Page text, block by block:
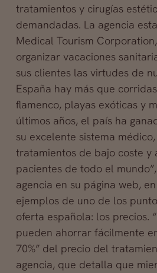
tratamientos y cirugías
demandadas. La agencia
Medical Tourism
organizar vacaciones
sus clientes las virtudes de
España hay más que
flamenco, playas exóticas y
últimos años, el país ha
su excelente sistema
tratamientos de bajo coste y
pacientes de todo el
agencia en su página web,
ejemplos de uno de los
oferta española: los precios.
pueden ahorrar fácilmente
70%” del precio del
agencia, que detalla que